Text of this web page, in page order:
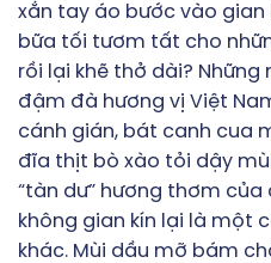
xắn tay áo bước vào
bữa tối tươm tất cho
rồi lại khẽ thở dài?
đậm đà hương vị Việt
cánh gián, bát canh cua
đĩa thịt bò xào tỏi dậy
“tàn dư” hương thơm
không gian kín lại là một
khác. Mùi dầu mỡ bám